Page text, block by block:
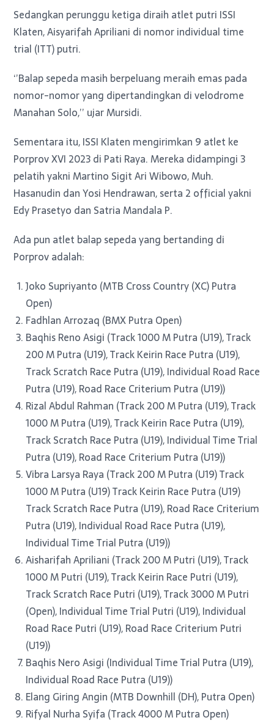
Sedangkan perunggu ketiga diraih atlet putri ISSI
Klaten, Aisyarifah Apriliani di nomor individual time
trial (ITT) putri.
‘’Balap sepeda masih berpeluang meraih emas pada
nomor-nomor yang dipertandingkan di velodrome
Manahan Solo,’’ ujar Mursidi.
Sementara itu, ISSI Klaten mengirimkan 9 atlet ke
Porprov XVI 2023 di Pati Raya. Mereka didampingi 3
pelatih yakni Martino Sigit Ari Wibowo, Muh.
Hasanudin dan Yosi Hendrawan, serta 2 official yakni
Edy Prasetyo dan Satria Mandala P.
Ada pun atlet balap sepeda yang bertanding di
Porprov adalah:
Joko Supriyanto (MTB Cross Country (XC) Putra
Open)
Fadhlan Arrozaq (BMX Putra Open)
Baqhis Reno Asigi (Track 1000 M Putra (U19), Track
200 M Putra (U19), Track Keirin Race Putra (U19),
Track Scratch Race Putra (U19), Individual Road Race
Putra (U19), Road Race Criterium Putra (U19))
Rizal Abdul Rahman (Track 200 M Putra (U19), Track
1000 M Putra (U19), Track Keirin Race Putra (U19),
Track Scratch Race Putra (U19), Individual Time Trial
Putra (U19), Road Race Criterium Putra (U19))
Vibra Larsya Raya (Track 200 M Putra (U19) Track
1000 M Putra (U19) Track Keirin Race Putra (U19)
Track Scratch Race Putra (U19), Road Race Criterium
Putra (U19), Individual Road Race Putra (U19),
Individual Time Trial Putra (U19))
Aisharifah Apriliani (Track 200 M Putri (U19), Track
1000 M Putri (U19), Track Keirin Race Putri (U19),
Track Scratch Race Putri (U19), Track 3000 M Putri
(Open), Individual Time Trial Putri (U19), Individual
Road Race Putri (U19), Road Race Criterium Putri
(U19))
Baqhis Nero Asigi (Individual Time Trial Putra (U19),
Individual Road Race Putra (U19))
Elang Giring Angin (MTB Downhill (DH), Putra Open)
Rifyal Nurha Syifa (Track 4000 M Putra Open)